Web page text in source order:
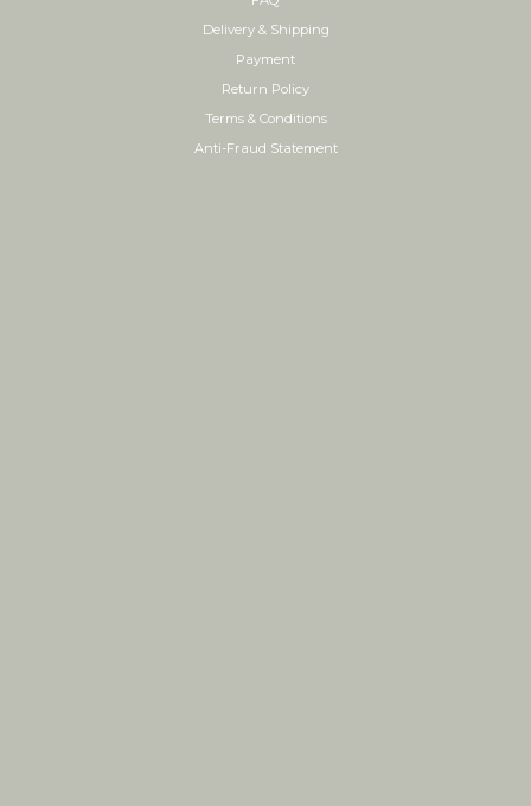
Delivery & Shipping
Payment
Return Policy
Terms & Conditions
Anti-Fraud Statement